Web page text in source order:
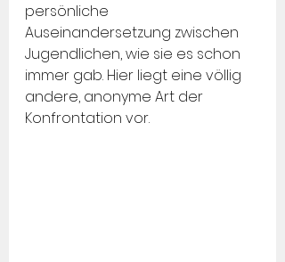
persönliche
Auseinandersetzung zwischen
Jugendlichen, wie sie es schon
immer gab. Hier liegt eine völlig
andere, anonyme Art der
Konfrontation vor.